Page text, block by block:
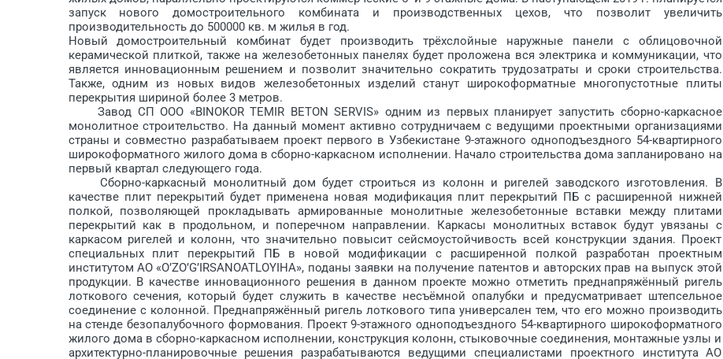
запуск нового домостроительного комбината и производственных цехов, что позволит увеличить
производительность до 500000 кв. м жилья в год.
Новый домостроительный комбинат будет производить трёхслойные наружные панели с облицовочной
керамической плиткой, также на железобетонных панелях будет проложена вся электрика и коммуникации, что
является инновационным решением и позволит значительно сократить трудозатраты и сроки строительства.
Также, одним из новых видов железобетонных изделий станут широкоформатные многопус­тотные плиты
перекрытия шириной более 3 метров.
Завод СП ООО «BINOKOR TEMIR BETON SERVIS» одним из первых планирует запустить сборно-каркасное
монолитное строительство. На данный момент активно сотрудничаем с ведущими проектными организациями
страны и совместно разрабатываем проект первого в Узбекистане 9-этажного одноподъездного 54-квартирного
широкоформатного жилого дома в сборно-каркасном исполнении. Начало строительства дома запланировано на
первый квартал следующего года.
Сборно-каркасный монолитный дом будет строиться из колонн и ригелей заводского изготовления. В
качестве плит перекрытий будет применена новая модификация плит перекрытий ПБ с расширенной нижней
полкой, позволяющей прокладывать армированные монолитные железобетонные вставки между плитами
перекрытий как в продольном, и поперечном направлении. Каркасы монолитных вставок будут увязаны с
каркасом ригелей и колонн, что значительно повысит сейсмоустойчивость всей конструкции здания. Проект
специальных плит перекрытий ПБ в новой модификации с расширенной полкой разработан проектным
институтом АО «O’ZO’G’IR­SANOAT­LOYIHA», поданы заявки на получение патентов и авторских прав на выпуск этой
продукции. В качестве инновационного решения в данном проекте можно отметить преднапряжённый ригель
лоткового сечения, который будет служить в качестве несъёмной опалубки и предусматривает штепсельное
соединение с колонной. Преднапряжённый ригель лоткового типа универсален тем, что его можно производить
на стенде безопалубочного формования. Проект 9-этажного од­ноподъездного 54-квартирного широкоформатного
жилого дома в сборно-каркасном исполнении, конструкция колонн, стыковочные соединения, монтажные узлы и
архитектурно-планировочные решения разрабатываются ведущими специалистами проектного института АО